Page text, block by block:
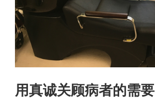
用真诚关顾病者的需要